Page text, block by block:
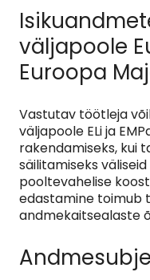
väljapoole
Euroopa
Vastutav töötleja
väljapoole ELi ja
rakendamiseks, kui
säilitamiseks
pooltevahelise
edastamine toimub
andmekaitsealaste